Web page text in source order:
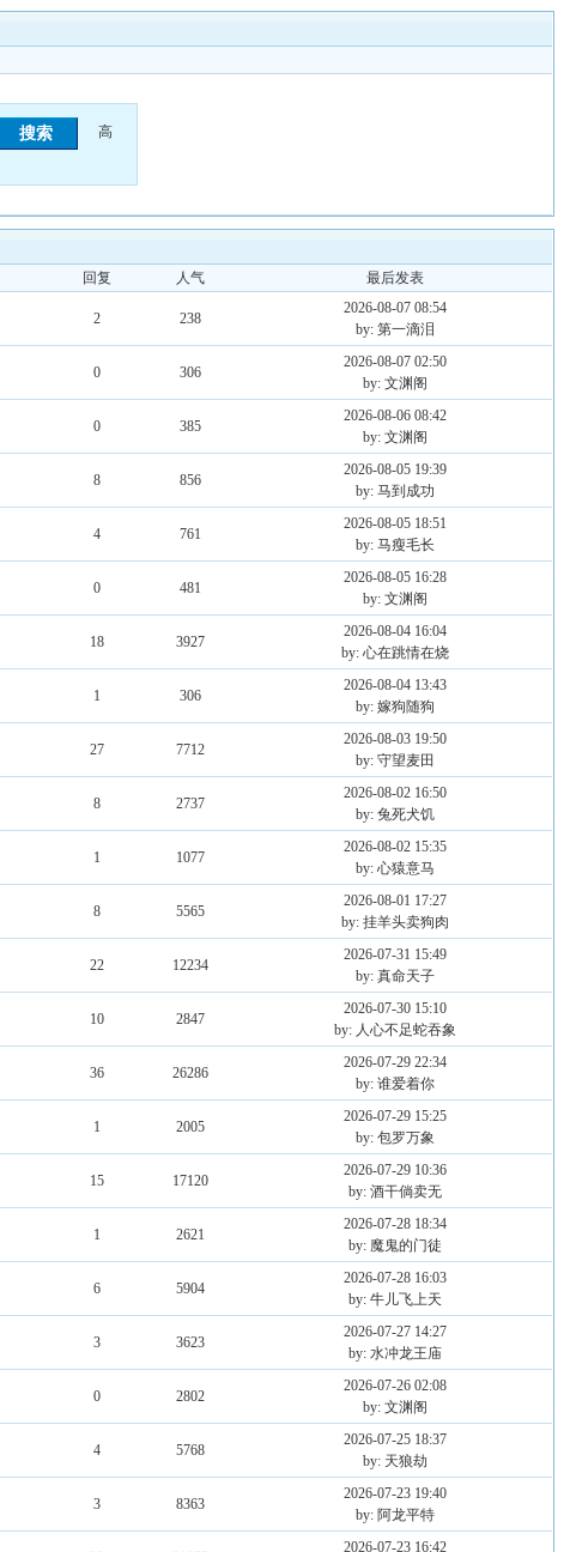
高
回复 人气 最后发表
2 238
2026-08-07 08:54
by: 第一滴泪
0 306
2026-08-07 02:50
by: 文渊阁
0 385
2026-08-06 08:42
by: 文渊阁
8 856
2026-08-05 19:39
by: 马到成功
4 761
2026-08-05 18:51
by: 马瘦毛长
0 481
2026-08-05 16:28
by: 文渊阁
18 3927
2026-08-04 16:04
by: 心在跳情在烧
1 306
2026-08-04 13:43
by: 嫁狗随狗
27 7712
2026-08-03 19:50
by: 守望麦田
8 2737
2026-08-02 16:50
by: 兔死犬饥
1 1077
2026-08-02 15:35
by: 心猿意马
8 5565
2026-08-01 17:27
by: 挂羊头卖狗肉
22 12234
2026-07-31 15:49
by: 真命天子
10 2847
2026-07-30 15:10
by: 人心不足蛇吞象
36 26286
2026-07-29 22:34
by: 谁爱着你
1 2005
2026-07-29 15:25
by: 包罗万象
15 17120
2026-07-29 10:36
by: 酒干倘卖无
1 2621
2026-07-28 18:34
by: 魔鬼的门徒
6 5904
2026-07-28 16:03
by: 牛儿飞上天
3 3623
2026-07-27 14:27
by: 水冲龙王庙
0 2802
2026-07-26 02:08
by: 文渊阁
4 5768
2026-07-25 18:37
by: 天狼劫
3 8363
2026-07-23 19:40
by: 阿龙平特
2026-07-23 16:42